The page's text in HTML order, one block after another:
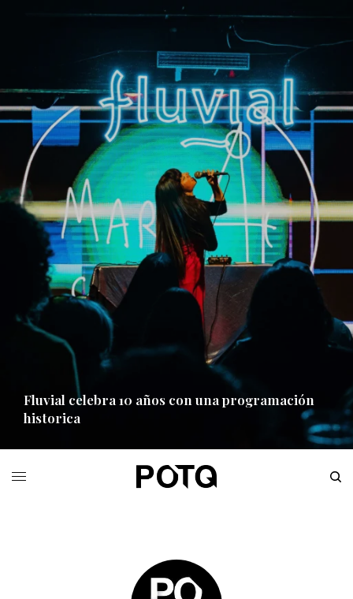
Fluvial celebra 10 años con una programación
historica